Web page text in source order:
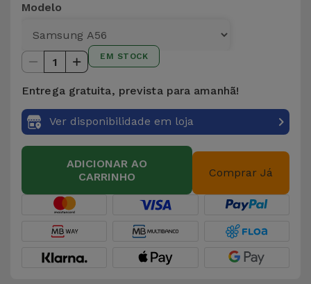
Modelo
1 EM STOCK
Entrega gratuita, prevista para amanhã!
Ver disponibilidade em loja
ADICIONAR AO
CARRINHO
Comprar Já